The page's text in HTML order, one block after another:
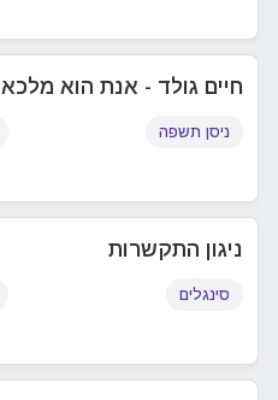
חיים גולד - אנת הוא מלכא
ניסן תשפה
ניגון התקשרות
סינגלים